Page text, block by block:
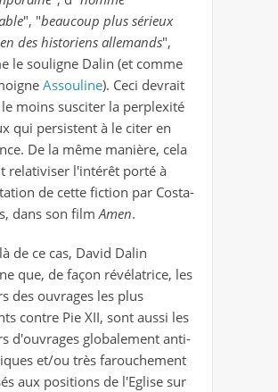
", "beaucoup plus sérieux
des historiens allemands",
le souligne Dalin (et comme
Assouline). Ceci devrait
moins susciter la perplexité
qui persistent à le citer en
De la même manière, cela
relativiser l'intérêt porté à
de cette fiction par Costa-
dans son film Amen.
de ce cas, David Dalin
que, de façon révélatrice, les
des ouvrages les plus
contre Pie XII, sont aussi les
d'ouvrages globalement anti-
et/ou très farouchement
aux positions de l'Eglise sur